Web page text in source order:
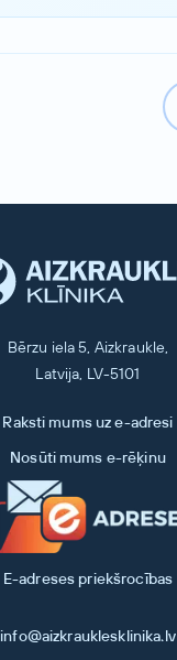
Bērzu iela 5, Aizkraukle,
Latvija, LV-5101
Raksti mums uz e-adresi
Nosūti mums e-rēķinu
E-adreses priekšrocības
info@aizkrauklesklinika.lv